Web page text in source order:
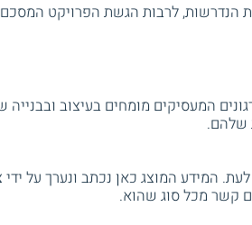
הנדרשות, לרבות הגשת הפרויקט
המעסיקים מומחים בעיצוב ובבנייה
שלהם.
המידע המוצג כאן נכתב ונערך על ידי
קשר מכל סוג שהוא.